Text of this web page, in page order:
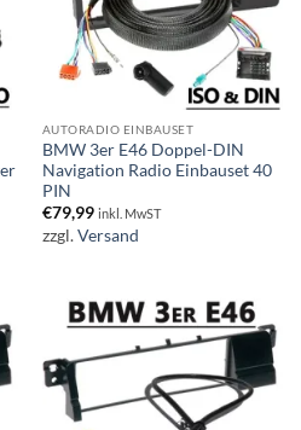
AUTORADIO EINBAUSET
BMW 3er E46 Doppel-DIN
Navigation Radio Einbauset 40
PIN
€79,99 inkl. MwST
zzgl.Versand